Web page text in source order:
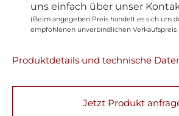
uns einfach über unser
(Beim angegeben Preis handelt es sich um
empfohlenen unverbindlichen Verkaufspreis
Produktdetails und technische
Jetzt Produkt